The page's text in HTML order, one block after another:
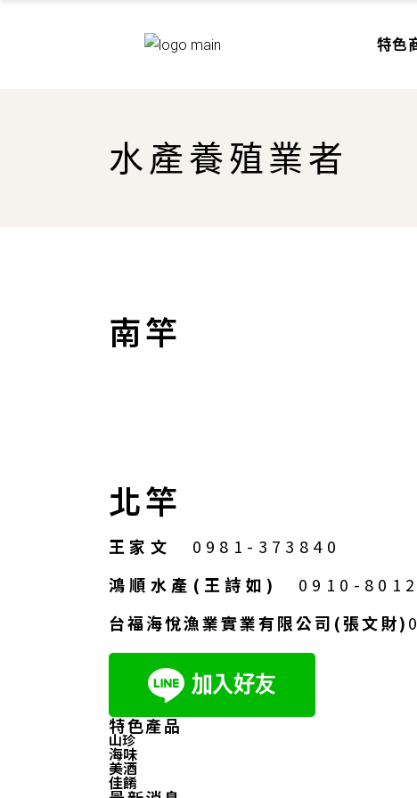
特色
水產養殖業者
南竿
北竿
王家文
0981-373840
鴻順水產(王詩如)
0910-
台福海悅漁業實業有限公司(張文財)
特色產品
山珍
海味
美酒
佳餚